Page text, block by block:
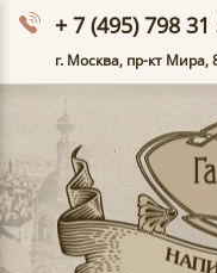
+ 7 (495) 798 31
г. Москва, пр-кт Мира,